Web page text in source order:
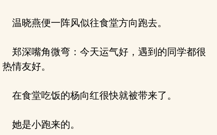
温晓燕便一阵风似往食堂方向跑去。
郑深嘴角微弯：今天运气好，遇到的同学都很
热情友好。
在食堂吃饭的杨向红很快就被带来了。
她是小跑来的。